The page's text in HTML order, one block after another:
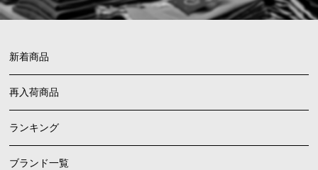
新着商品
再入荷商品
ランキング
ブランド一覧